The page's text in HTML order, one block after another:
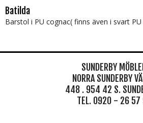
Batilda
Barstol i PU cognac( finns även i svart PU
SUNDERBY
NORRA SUNDERBY
448 . 954 42 S.
TEL. 0920 - 26 57